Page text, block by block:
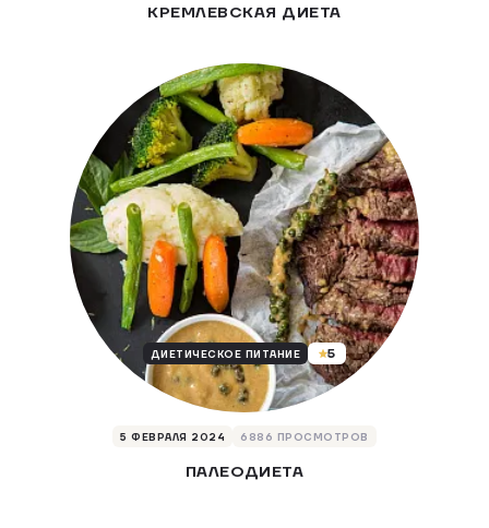
КРЕМЛЕВСКАЯ ДИЕТА
ДИЕТИЧЕСКОЕ ПИТАНИЕ 5
5 ФЕВРАЛЯ 2024 6886 ПРОСМОТРОВ
ПАЛЕОДИЕТА